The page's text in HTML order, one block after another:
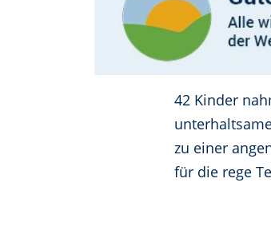
42 Kinder
zu einer
für die rege